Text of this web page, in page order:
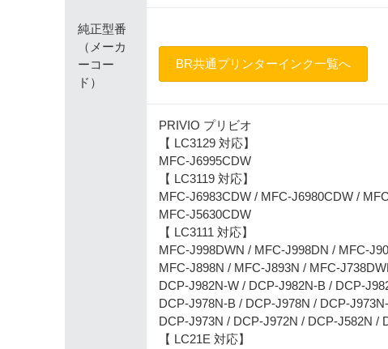
純正型番
（メーカ
ーコー
ド）
BR共通プリンターインク一覧へ
PRIVIO プリビオ
【 LC3129 対応】
MFC-J6995CDW
【 LC3119 対応】
MFC-J6983CDW / MFC-J6980CDW /
MFC-J5630CDW
【 LC3111 対応】
MFC-J998DWN / MFC-J998DN / MFC-
MFC-J898N / MFC-J893N / MFC-
DCP-J982N-W / DCP-J982N-B / DCP-
DCP-J978N-B / DCP-J978N / DCP-
DCP-J973N / DCP-J972N / DCP-J582N /
【 LC21E 対応】